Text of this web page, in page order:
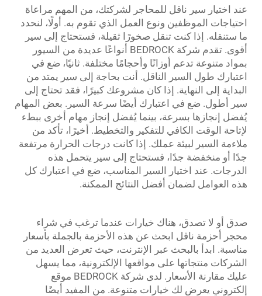
عند اختيار سير ناقل للمحاجر لشركتك، من المهم مراعاة
احتياجات الموظفين ونوع العمل الذي تقوم به. أولًا، لنحدد
ما ستنقله. إذا كنت تنقل صخورًا ثقيلة، فستحتاج إلى سير
أقوى. تقدم شركة BEDROCK أنواعًا عديدة من السيور
بمواد متنوعة تدعم أوزانًا وأحجامًا مختلفة. ثانيًا، ضع في
اعتبارك طول السير الناقل. أنت بحاجة إلى سير يمتد من
البداية إلى النهاية. إذا كان مشروعك كبيرًا، فقد تحتاج إلى
سير أطول. ضع في اعتبارك أيضًا سرعة السير. بعض المهام
يُفضل إنجازها بسرعة، بينما يُفضل إنجاز مهام أخرى ببطء
لإتاحة الوقت الكافي للتفكير والتخطيط. أخيرًا، تأكد من
ملاءمة السير لبيئة عملك. إذا كانت درجات الحرارة مرتفعة
جدًا أو منخفضة جدًا، فستحتاج إلى سير يتحمل هذه
الدرجات. عند اختيار السير المناسب، ضع في اعتبارك كل
هذه العوامل لضمان أفضل النتائج الممكنة.
صدق أو لا تصدق، هناك خيارات عندما ترغب في شراء
محجر أحزمة ناقل ابحث عن هذه الأحزمة بالجملة بأسعار
مناسبة. ابدأ بالبحث عبر الإنترنت، حيث تعرض العديد من
الشركات منتجاتها على مواقعها الإلكترونية، مما يسهل
عليك مقارنة الأسعار. لدى شركة BEDROCK موقع
إلكتروني يعرض لك خيارات متنوعة. من المفيد أيضًا